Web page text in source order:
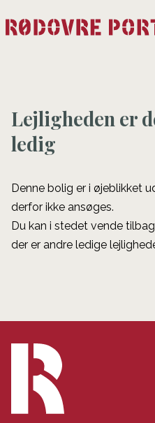
Lejligheden er
ledig
Denne bolig er i øjeblikket
derfor ikke ansøges.
Du kan i stedet vende
der er andre ledige